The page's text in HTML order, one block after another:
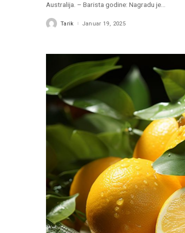
Australija. – Barista godine: Nagradu je...
PostedTarik Januar 19, 2025